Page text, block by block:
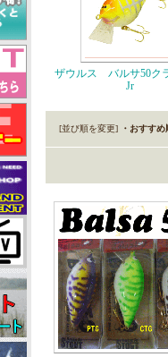
ザウルス バルサ50ク
Jr
[並び順を変更] ・おすすめ